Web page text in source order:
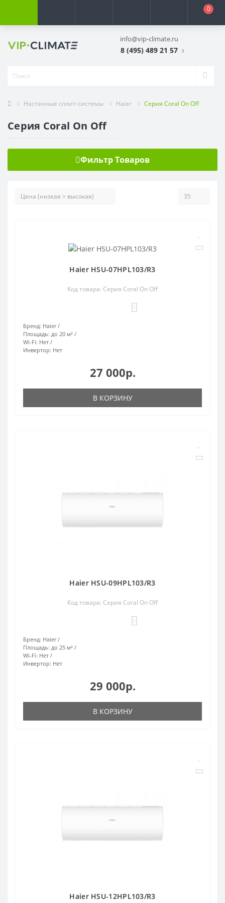
0
info@vip-climate.ru
8 (495) 489 21 57
Настенные сплит-системы Haier Серия Coral On Off
Серия Coral On Off
Фильтр Товаров
Haier HSU-07HPL103/R3
Код товара: Серия Coral On Off
Бренд: Haier
Площадь: до 20 м²
Wi-Fi: Нет
Инвертор: Нет
27 000р.
В КОРЗИНУ
Haier HSU-09HPL103/R3
Код товара: Серия Coral On Off
Бренд: Haier
Площадь: до 25 м²
Wi-Fi: Нет
Инвертор: Нет
29 000р.
В КОРЗИНУ
Haier HSU-12HPL103/R3